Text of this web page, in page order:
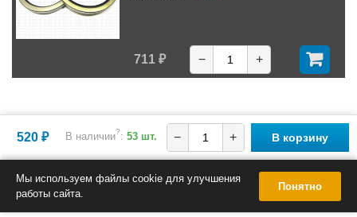
520 ₽ В наличии?: 53 шт. − + В корзину
711 ₽ − +
Мы используем файлы cookie для улучшения
работы сайта.
Понятно